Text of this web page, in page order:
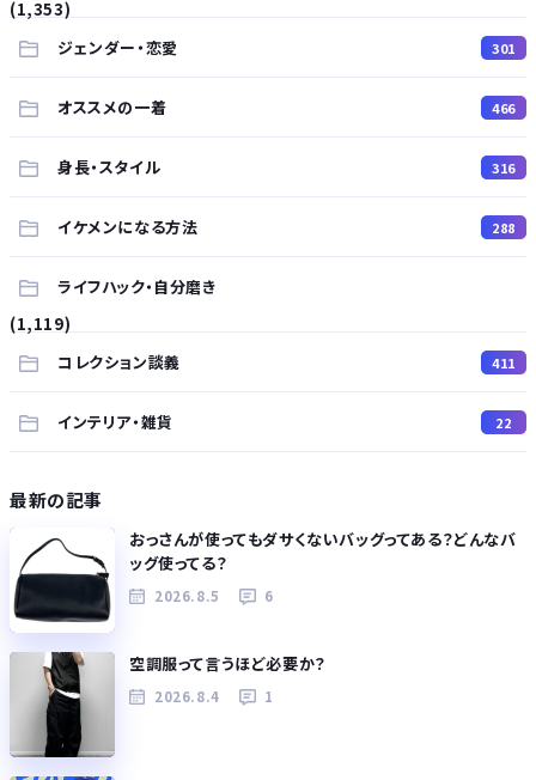
(1,353)
ジェンダー・恋愛
301
オススメの一着 466
身長・スタイル 316
イケメンになる方法 288
ライフハック・自分磨き
(1,119)
コレクション談義
411
インテリア・雑貨 22
最新の記事
おっさんが使ってもダサくないバッグってある？どんなバ
ッグ使ってる？
2026.8.5 6
空調服って言うほど必要か？
2026.8.4 1